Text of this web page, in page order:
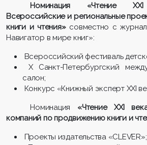
Номинация «Чтение
Всероссийские и региональные
книги и чтения»совместно с
Навигатор в мире книг»:
Всероссийский фестиваль
X Санкт-Петербургский
салон;
Конкурс «Книжный эксперт XXI
Номинация «Чтение XXI
компаний по продвижению книги и
Проекты издательства «CLEVER»;